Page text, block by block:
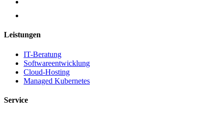
Leistungen
IT-Beratung
Softwareentwicklung
Cloud-Hosting
Managed Kubernetes
Service